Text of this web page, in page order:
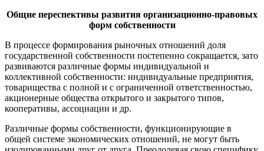
Общие переспективы развития организационно-правовых
форм собственности
В процессе формирования рыночных отношений доля
государственной собственности постепенно сокращается, зато
развиваются различные формы индивидуальной и
коллективной собственности: индивидуальные предприятия,
товарищества с полной и с ограниченной ответственностью,
акционерные общества открытого и закрытого типов,
кооперативы, ассоциации и др.
Различные формы собственности, функционирующие в
общей системе экономических отношений, не могут быть